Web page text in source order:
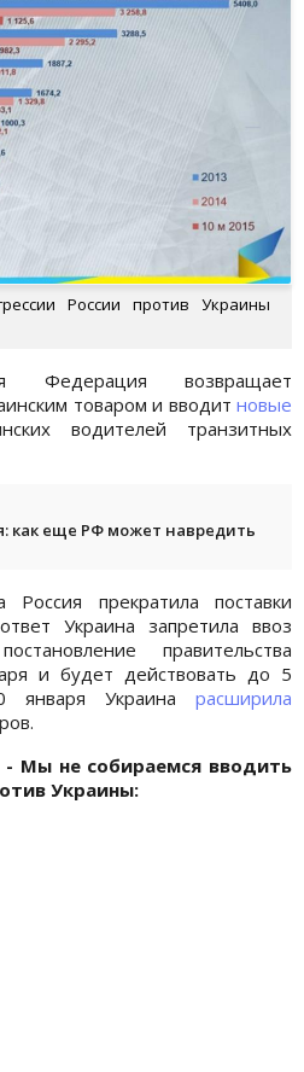
России против Украины
Федерация возвращает
товаром и вводит новые
водителей транзитных
как еще РФ может навредить
прекратила поставки
Украина запретила ввоз
правительства
и будет действовать до 5
января Украина расширила
Мы не собираемся вводить
Украины: